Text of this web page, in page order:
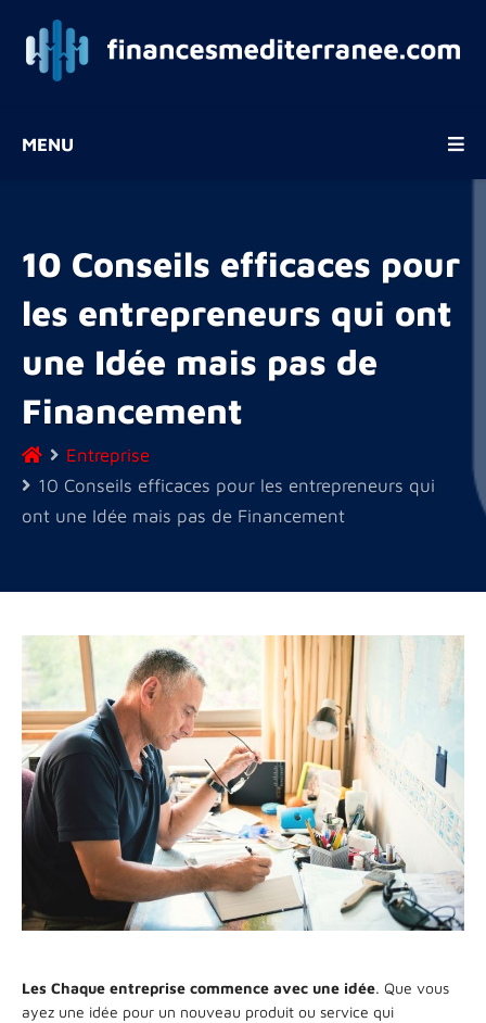
MENU
10 Conseils efficaces pour
les entrepreneurs qui ont
une Idée mais pas de
Financement
Entreprise
10 Conseils efficaces pour les entrepreneurs qui
ont une Idée mais pas de Financement
Les Chaque entreprise commence avec une idée. Que vous
ayez une idée pour un nouveau produit ou service qui